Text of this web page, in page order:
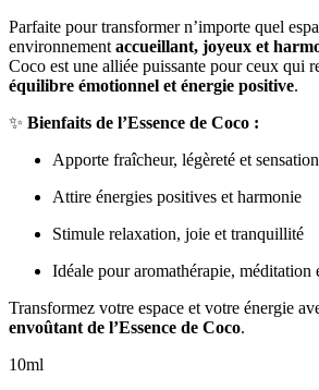
Parfaite pour transformer n’importe quel
environnement accueillant, joyeux et
Coco est une alliée puissante pour ceux qui
équilibre émotionnel et énergie positive.
✨ Bienfaits de l’Essence de Coco :
Apporte fraîcheur, légèreté et
Attire énergies positives et harmonie
Stimule relaxation, joie et tranquillité
Idéale pour aromathérapie, méditation
Transformez votre espace et votre énergie
envoûtant de l’Essence de Coco.
10ml